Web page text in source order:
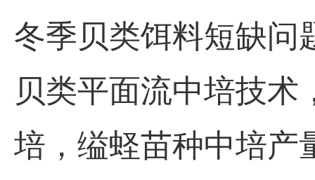
冬季贝类饵料短缺问
贝类平面流中培技
培，缢蛏苗种中培产